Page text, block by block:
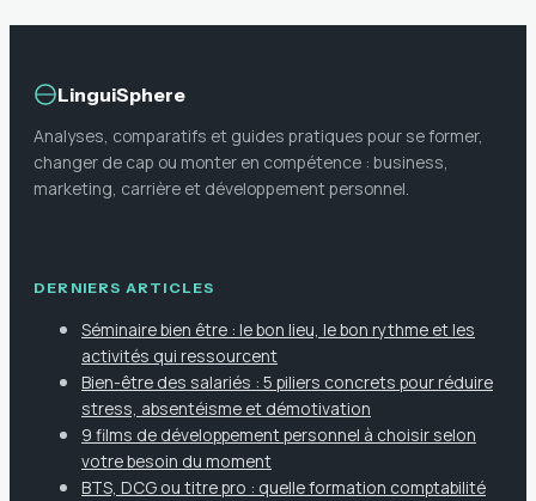
LinguiSphere
Analyses, comparatifs et guides pratiques pour se former,
changer de cap ou monter en compétence : business,
marketing, carrière et développement personnel.
DERNIERS ARTICLES
Séminaire bien être : le bon lieu, le bon rythme et les
activités qui ressourcent
Bien-être des salariés : 5 piliers concrets pour réduire
stress, absentéisme et démotivation
9 films de développement personnel à choisir selon
votre besoin du moment
BTS, DCG ou titre pro : quelle formation comptabilité